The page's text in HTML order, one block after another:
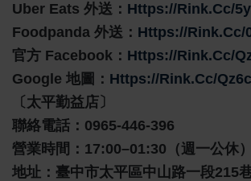
Uber Eats 外送： Https://rink.cc/
Foodpanda 外送： Https://rink.cc/
官方 Facebook： Https://rink.cc/
Google 地圖： Https://rink.cc/
〔太平勤益店〕
聯絡電話：0965-446-396
營業時間：17:00–01:30（週一公休）
地址：臺中市太平區中山路一段215